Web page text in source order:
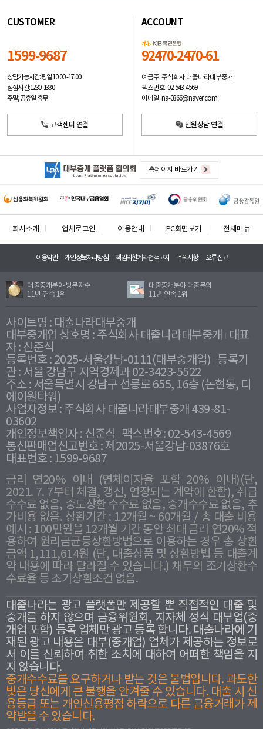
CUSTOMER
1599-9687
상담가능시간: 평일10:00 -17:00
점심시간: 12:30 - 13:30
주말, 공휴일 휴무
고객센터 연결
ACCOUNT
92470-2470-61
예금주: 주식회사 대출나라대부중개
팩스번호: 02-543-4569
이메일: na-0366@naver.com
민원상담 연결
홈페이지 바로가기
회사소개 업체로그인 이용안내 PC화면보기 전체메뉴
이용약관 개인정보처리방침 책임의한계와법적고지 주의사항 오류신고
대출중개분야 방문자수
11년 연속 1위
대출중개분야 대출문의
11년 연속 1위
사이트명 : 대출나라대부중개
대부중개업 상호명 : 주식회사 대출나라대부중개
대표
자 : 신준식
등록번호 : 2025-서울강남-0111(대부중개업) 등록기
관 : 서울 강남구 지역경제과 02-3423-5522
주소 : 서울특별시 강남구 선릉로 655, 16층 (논현동, 디
에이원타워)
사업자정보 : 주식회사 대출나라대부중개 439-81-
03602
개인정보책임자 : 신준식
팩스번호: 02-543-4569
통신판매업신고번호 : 제2025-서울강남-03876호
대표번호 : 1599-9687
금리 연20% 이내 (연체이자율 포함 20% 이내)(단,
2021. 7. 7부터 체결, 갱신, 연장되는 계약에 한함), 취급
수수료 없음, 중도상환 수수료 없음, 중개수수료 없음, 추
가비용 없음. 상환기간 : 12개월 ~ 60개월 / 총 대출 비용
예시 : 100만원을 12개월 기간 동안 최대 금리 연20% 적
용하여 원리금균등상환방법으로 이용하는 경우 총 상환
금액 1,111,614원 (단, 대출상품 및 상환방법 등 대출계
약 내용에 따라 달라질 수 있습니다.) 채무의 조기상환수
수료율 등 조기상환조건 없음.
대출나라는 광고 플랫폼만 제공할 뿐 직접적인 대출 및
중개를 하지 않으며 금융위원회, 지자체 정식 대부업(중
개업 포함) 등록 업체만 광고 등록 합니다. 대출나라에 기
재된 광고 내용은 대부(중개업) 업체가 제공하는 정보로
서 이를 신뢰하여 취한 조치에 대하여 어떠한 책임을 지
지 않습니다.
중개수수료를 요구하거나 받는 것은 불법입니다. 과도한
빛은 당신에게 큰 불행을 안겨줄 수 있습니다. 대출 시 신
용등급 또는 개인신용평점 하락으로 다른 금융거래가 제
약받을 수 있습니다.